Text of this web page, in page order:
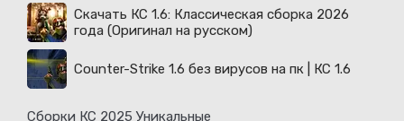
Скачать КС 1.6: Классическая сборка 2026
года (Оригинал на русском)
Counter-Strike 1.6 без вирусов на пк | КС 1.6
Сборки КС 2025 Уникальные